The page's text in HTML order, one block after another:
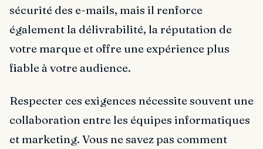
sécurité des e-mails, mais il renforce
également la délivrabilité, la réputation de
votre marque et offre une expérience plus
fiable à votre audience.
Respecter ces exigences nécessite souvent une
collaboration entre les équipes informatiques
et marketing. Vous ne savez pas comment